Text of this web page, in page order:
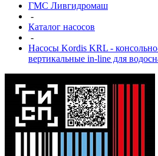
ГМС Ливгидромаш
-
Каталог насосов
-
Насосы Kordis KRL -
вертикальные in-line для